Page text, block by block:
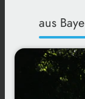
aus